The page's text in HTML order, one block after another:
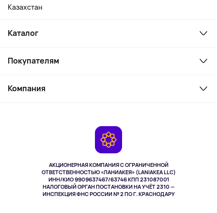
АКЦИОНЕРНАЯ КОМПАНИЯ С ОГРАНИЧЕННОЙ
ОТВЕТСТВЕННОСТЬЮ «ЛАНИАКЕЯ» (LANIAKEA LLC)
ИНН/КИО 9909637467/63746 КПП 231087001
НАЛОГОВЫЙ ОРГАН ПОСТАНОВКИ НА УЧЁТ 2310 —
ИНСПЕКЦИЯ ФНС РОССИИ № 2 ПО Г. КРАСНОДАРУ
Казахстан
Каталог
Ноутбуки, мониторы, VR
Косметика и уход
Здоровье питомцев
Покупателям
Как заказать
Компания